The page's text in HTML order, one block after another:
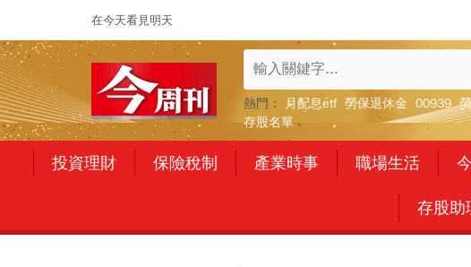
在今天看見明天
熱門： 月配息etf 勞保退休金 00939
存股名單
投資理財 保險稅制 產業時事 職場生活
存股助